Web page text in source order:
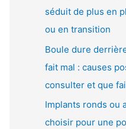
séduit de plus en
ou en transition
Boule dure
fait mal : causes
consulter et que
Implants ronds ou
choisir pour une